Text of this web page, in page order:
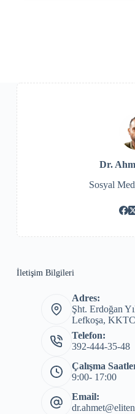
Dr.
Sosyal
İletişim Bilgileri
Adres:
Şht. Erdoğan
Lefkoşa, KKTC
Telefon:
392-444-35-48
Çalışma
9:00- 17:00
Email: